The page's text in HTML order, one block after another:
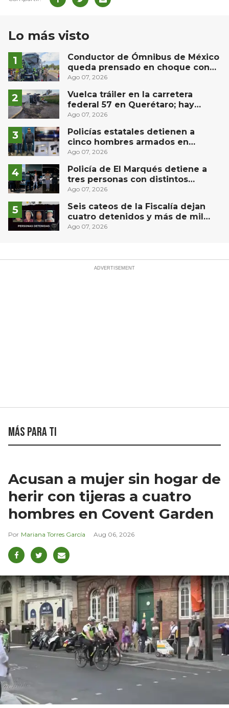
Lo más visto
Conductor de Ómnibus de México
queda prensado en choque con
materialista en San Juan del Río
Ago 07, 2026
Vuelca tráiler en la carretera
federal 57 en Querétaro; hay
derrame de combustible
Ago 07, 2026
Policías estatales detienen a
cinco hombres armados en
Puebla capital
Ago 07, 2026
Policía de El Marqués detiene a
tres personas con distintos
narcóticos
Ago 07, 2026
Seis cateos de la Fiscalía dejan
cuatro detenidos y más de mil
dosis aseguradas en Querétaro
Ago 07, 2026
Más para ti
Acusan a mujer sin hogar de
herir con tijeras a cuatro
hombres en Covent Garden
Mariana Torres García Aug 06, 2026